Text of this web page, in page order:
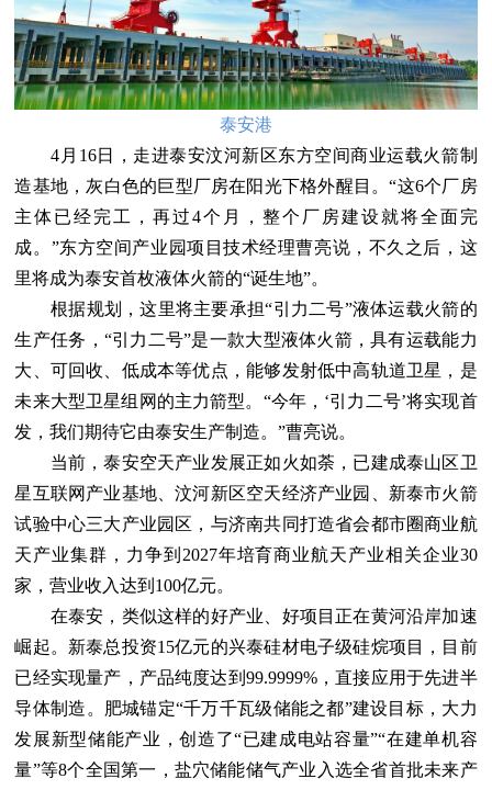
泰安港
4月16日，走进泰安汶河新区东方空间商业运载火箭制
造基地，灰白色的巨型厂房在阳光下格外醒目。“这6个厂房
主体已经完工，再过4个月，整个厂房建设就将全面完
成。”东方空间产业园项目技术经理曹亮说，不久之后，这
里将成为泰安首枚液体火箭的“诞生地”。
根据规划，这里将主要承担“引力二号”液体运载火箭的
生产任务，“引力二号”是一款大型液体火箭，具有运载能力
大、可回收、低成本等优点，能够发射低中高轨道卫星，是
未来大型卫星组网的主力箭型。“今年，‘引力二号’将实现首
发，我们期待它由泰安生产制造。”曹亮说。
当前，泰安空天产业发展正如火如荼，已建成泰山区卫
星互联网产业基地、汶河新区空天经济产业园、新泰市火箭
试验中心三大产业园区，与济南共同打造省会都市圈商业航
天产业集群，力争到2027年培育商业航天产业相关企业30
家，营业收入达到100亿元。
在泰安，类似这样的好产业、好项目正在黄河沿岸加速
崛起。新泰总投资15亿元的兴泰硅材电子级硅烷项目，目前
已经实现量产，产品纯度达到99.9999%，直接应用于先进半
导体制造。肥城锚定“千万千瓦级储能之都”建设目标，大力
发展新型储能产业，创造了“已建成电站容量”“在建单机容
量”等8个全国第一，盐穴储能储气产业入选全省首批未来产